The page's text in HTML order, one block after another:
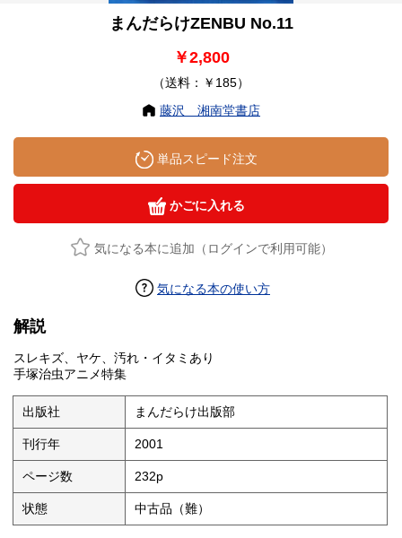
まんだらけZENBU No.11
￥2,800
（送料：￥185）
藤沢 湘南堂書店
単品スピード注文
かごに入れる
気になる本に追加（ログインで利用可能）
気になる本の使い方
解説
スレキズ、ヤケ、汚れ・イタミあり
手塚治虫アニメ特集
出版社 まんだらけ出版部
刊行年 2001
ページ数 232p
状態 中古品（難）